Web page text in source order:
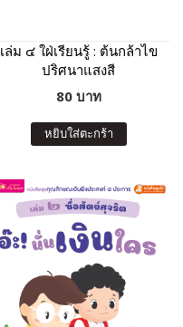
เล่ม ๔ ใฝ่เรียนรู้ : ต้นกล้าไข
ปริศนาแสงสี
80 บาท
หยิบใส่ตะกร้า